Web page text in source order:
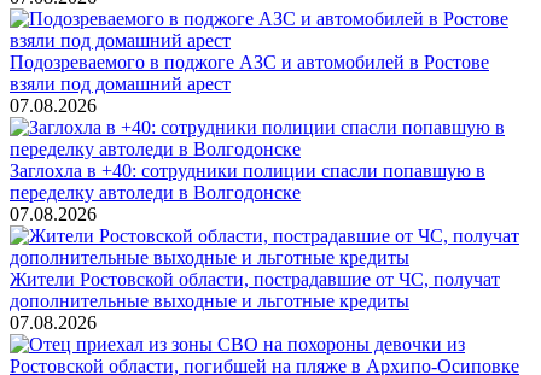
Подозреваемого в поджоге АЗС и автомобилей в Ростове
взяли под домашний арест
07.08.2026
Заглохла в +40: сотрудники полиции спасли попавшую в
переделку автоледи в Волгодонске
07.08.2026
Жители Ростовской области, пострадавшие от ЧС, получат
дополнительные выходные и льготные кредиты
07.08.2026